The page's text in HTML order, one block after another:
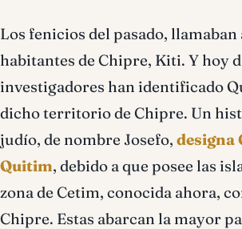
Los fenicios del pasado, llamaban
habitantes de Chipre, Kiti. Y hoy
investigadores han identificado
dicho territorio de Chipre. Un
judío, de nombre Josefo, designa
Quitim, debido a que posee las
zona de Cetim, conocida ahora,
Chipre. Estas abarcan la mayor